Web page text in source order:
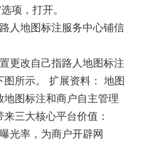
项，打开。
人地图标注服务中心铺信
更改自己指路人地图标注
所示。 扩展资料： 地图
图标注和商户自主管理
三大核心平台价值：
光率，为商户开辟网